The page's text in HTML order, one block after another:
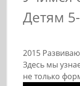
Детям
2015
Здесь мы
не только